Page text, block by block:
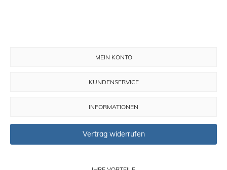
MEIN KONTO
KUNDENSERVICE
INFORMATIONEN
Vertrag widerrufen